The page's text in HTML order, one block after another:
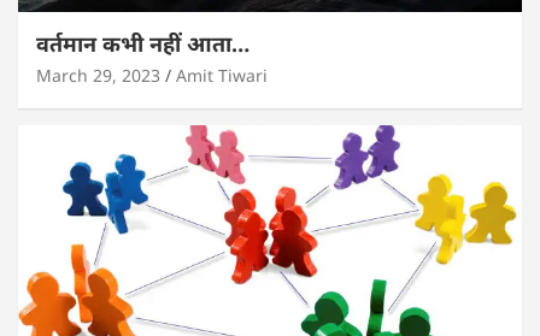
वर्तमान कभी नहीं आता…
March 29, 2023 Amit Tiwari